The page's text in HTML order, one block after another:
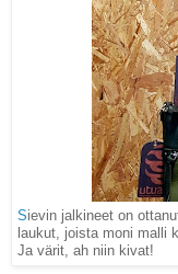
Sievin jalkineet on
laukut, joista moni malli
Ja värit, ah niin kivat!